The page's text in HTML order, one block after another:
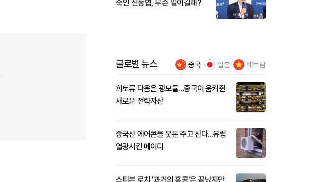
숙인 신동엽, 무슨 일이길래?
글로벌 뉴스 중국 일본 베트남
희토류 다음은 광모듈…중국이 움켜쥔
새로운 전략자산
중국산 에어콘을 웃돈 주고 산다...유럽
열광시킨 메이디
스티븐 로치 '과거의 홍콩'은 끝났지만